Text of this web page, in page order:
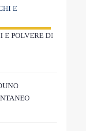
E POLVERE DI